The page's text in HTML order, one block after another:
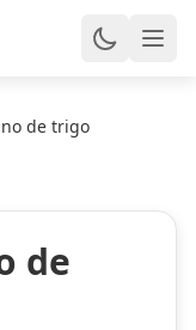
de trigo
de